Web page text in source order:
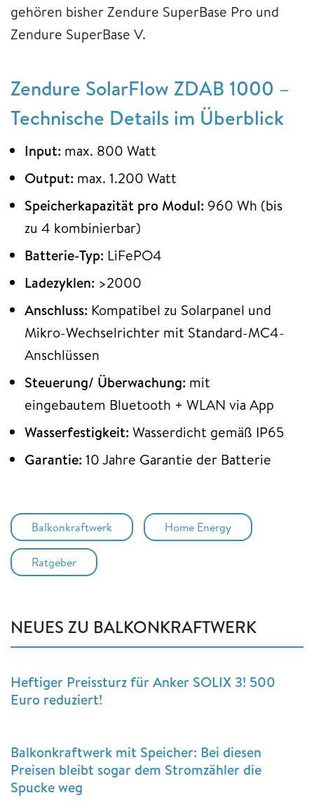
gehören bisher Zendure SuperBase Pro und
Zendure SuperBase V.
Zendure SolarFlow ZDAB 1000 –
Technische Details im Überblick
Input: max. 800 Watt
Output: max. 1.200 Watt
Speicherkapazität pro Modul: 960 Wh (bis
zu 4 kombinierbar)
Batterie-Typ: LiFePO4
Ladezyklen: >2000
Anschluss: Kompatibel zu Solarpanel und
Mikro-Wechselrichter mit Standard-MC4-
Anschlüssen
Steuerung/ Überwachung: mit
eingebautem Bluetooth + WLAN via App
Wasserfestigkeit: Wasserdicht gemäß IP65
Garantie: 10 Jahre Garantie der Batterie
Balkonkraftwerk Home Energy
Ratgeber
NEUES ZU BALKONKRAFTWERK
Heftiger Preissturz für Anker SOLIX 3! 500
Euro reduziert!
Balkonkraftwerk mit Speicher: Bei diesen
Preisen bleibt sogar dem Stromzähler die
Spucke weg